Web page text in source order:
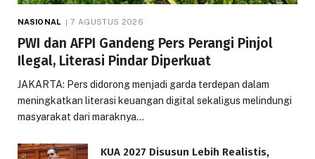
NASIONAL 7 AGUSTUS 2026
PWI dan AFPI Gandeng Pers Perangi Pinjol
Ilegal, Literasi Pindar Diperkuat
JAKARTA: Pers didorong menjadi garda terdepan dalam
meningkatkan literasi keuangan digital sekaligus melindungi
masyarakat dari maraknya…
KUA 2027 Disusun Lebih Realistis,